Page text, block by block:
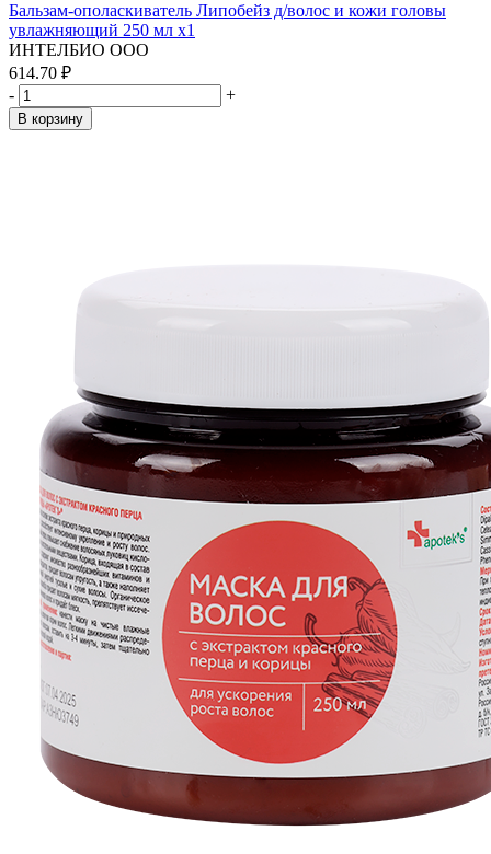
Бальзам-ополаскиватель Липобейз д/волос и кожи головы
увлажняющий 250 мл x1
ИНТЕЛБИО ООО
614.70 ₽
-
+
В корзину